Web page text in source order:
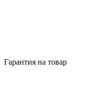
Гарантия на товар